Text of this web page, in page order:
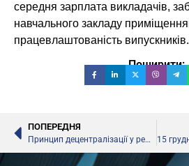
середня зарплата викладачів,
навчального закладу
працевлаштованість випускників.
Поширити:
ПОПЕРЕДНЯ
Принцип децентралізації у реформуванні професійної освіти в Україні